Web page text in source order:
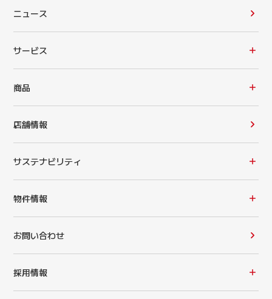
ニュース
サービス
商品
店舗情報
サステナビリティ
物件情報
お問い合わせ
採用情報